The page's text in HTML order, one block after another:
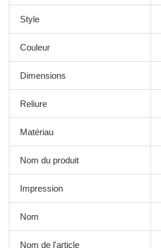
Style
Couleur
Dimensions
Reliure
Matériau
Nom du produit
Impression
Nom
Nom de l'article